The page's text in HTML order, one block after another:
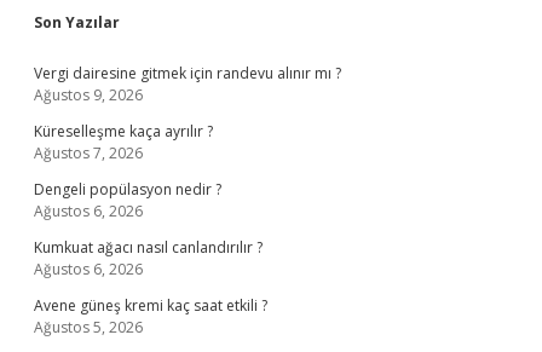
Sidebar
Son Yazılar
Vergi dairesine gitmek için randevu alınır mı ?
Ağustos 9, 2026
Küreselleşme kaça ayrılır ?
Ağustos 7, 2026
Dengeli popülasyon nedir ?
Ağustos 6, 2026
Kumkuat ağacı nasıl canlandırılır ?
Ağustos 6, 2026
Avene güneş kremi kaç saat etkili ?
Ağustos 5, 2026